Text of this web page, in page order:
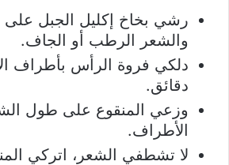
رشي بخاخ إكليل الجبل
والشعر الرطب أو الجاف.
دقائق.
وزعي المنقوع على طول
الأطراف.
لا تشطفي الشعر، اتركي